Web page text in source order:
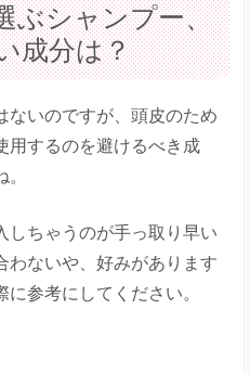
ぶシャンプー、
成分は？
ないのですが、頭皮のため
用するのを避けるべき成
しちゃうのが手っ取り早い
わないや、好みがあります
参考にしてください。